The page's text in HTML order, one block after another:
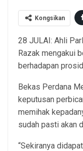
Kongsikan
28 JULAI: Ahli
Razak mengakui
berhadapan
Bekas Perdana
keputusan
memihak
sudah pasti akan
“Sekiranya